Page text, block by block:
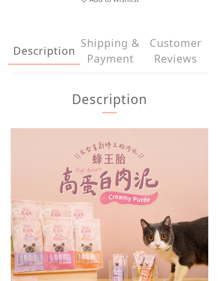
Description
Shipping &
Payment
Customer
Reviews
Description